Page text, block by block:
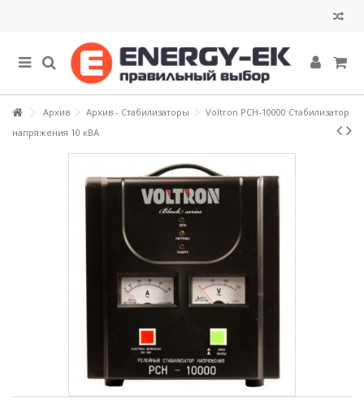
Архив Архив - Стабилизаторы
Voltron РСН-10000 Стабилизатор
напряжения 10 кВА